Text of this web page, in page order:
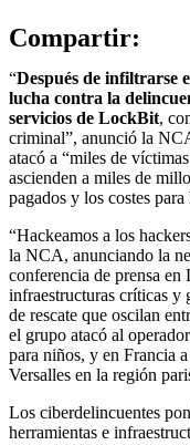
Compartir:
“Después de infiltrarse
lucha contra la
servicios de LockBit,
criminal”, anunció la
atacó a “miles de
ascienden a miles de
pagados y los costes
“Hackeamos a los
la NCA, anunciando la
conferencia de prensa
infraestructuras críticas y
de rescate que oscilan
el grupo atacó al
para niños, y en Francia
Versalles en la región
Los ciberdelincuentes
herramientas e